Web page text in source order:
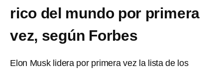
rico del mundo por primera
vez, según Forbes
Elon Musk lidera por primera vez la lista de los